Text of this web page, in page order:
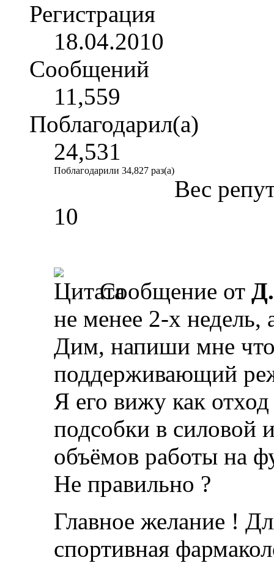
Регистрация
18.04.2010
Сообщений
11,559
Поблагодарил(а)
24,531
Поблагодарили 34,827 раз(а)
Вес
10
Сообщение от
не менее 2-х
Дим, напиши мне
поддерживающий
Я его вижу как
подсобки в силовой
объёмов работы на
Не правильно ?
Главное желание !
спортивная